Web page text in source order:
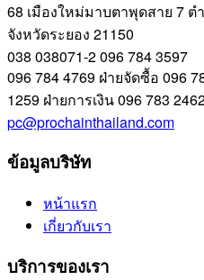
68 เมืองใหม่มาบตาพุดสาย 7 ต
จังหวัดระยอง 21150
038 038071-2096 784 3597
096 784 4769 ฝ่ายจัดซื้อ 096
1259 ฝ่ายการเงิน096 783
pc@prochainthailand.com
ข้อมูลบริษัท
หน้าแรก
เกี่ยวกับเรา
บริการของเรา